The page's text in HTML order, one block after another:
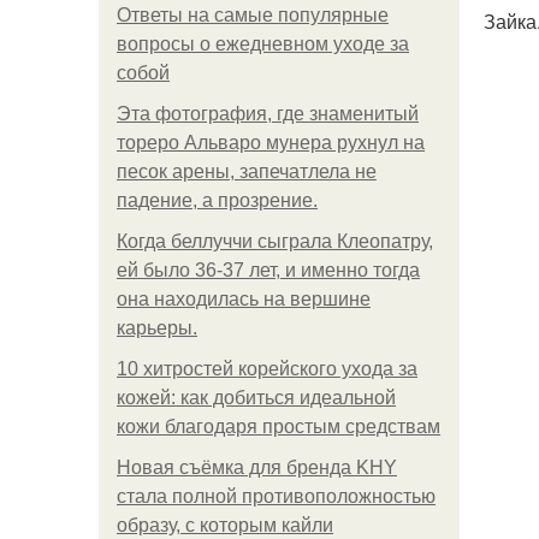
Ответы на самые популярные
вопросы о ежедневном уходе за
собой
Эта фотография, где знаменитый
тореро Альваро мунера рухнул на
песок арены, запечатлела не
падение, а прозрение.
Когда беллуччи сыграла Клеопатру,
ей было 36-37 лет, и именно тогда
она находилась на вершине
карьеры.
10 хитростей корейского ухода за
кожей: как добиться идеальной
кожи благодаря простым средствам
Новая съёмка для бренда KHY
стала полной противоположностью
образу, с которым кайли